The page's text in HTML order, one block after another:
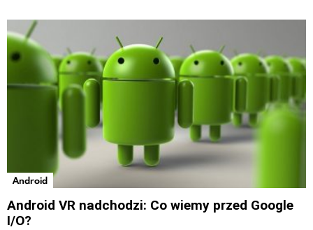
Android
Android VR nadchodzi: Co wiemy przed Google
I/O?